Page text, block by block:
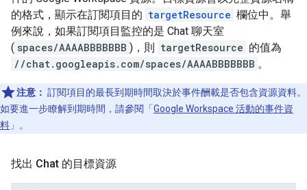
的格式，顯示在訂閱項目的 targetResource 欄位中。舉
例來說，如果訂閱項目監控的是 Chat 聊天室
( spaces/AAAABBBBBBB )，則 targetResource 的值為
//chat.googleapis.com/spaces/AAAABBBBBBB 。
注意： 訂閱項目的最長到期時間取決於事件酬載是否包含資源資料。
如要進一步瞭解到期時間，請參閱「 Google Workspace 活動的事件資
料 」。
找出 Chat 的目標資源